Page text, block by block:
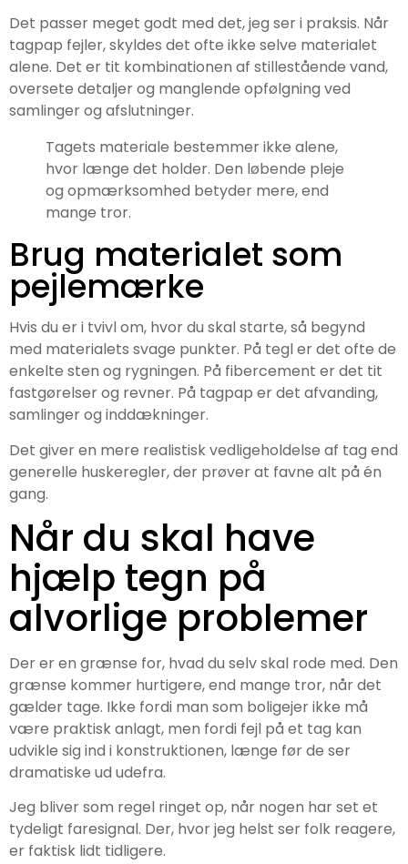
Det passer meget godt med det, jeg ser i praksis. Når
tagpap fejler, skyldes det ofte ikke selve materialet
alene. Det er tit kombinationen af stillestående vand,
oversete detaljer og manglende opfølgning ved
samlinger og afslutninger.
Tagets materiale bestemmer ikke alene,
hvor længe det holder. Den løbende pleje
og opmærksomhed betyder mere, end
mange tror.
Brug materialet som
pejlemærke
Hvis du er i tvivl om, hvor du skal starte, så begynd
med materialets svage punkter. På tegl er det ofte de
enkelte sten og rygningen. På fibercement er det tit
fastgørelser og revner. På tagpap er det afvanding,
samlinger og inddækninger.
Det giver en mere realistisk vedligeholdelse af tag end
generelle huskeregler, der prøver at favne alt på én
gang.
Når du skal have
hjælp tegn på
alvorlige problemer
Der er en grænse for, hvad du selv skal rode med. Den
grænse kommer hurtigere, end mange tror, når det
gælder tage. Ikke fordi man som boligejer ikke må
være praktisk anlagt, men fordi fejl på et tag kan
udvikle sig ind i konstruktionen, længe før de ser
dramatiske ud udefra.
Jeg bliver som regel ringet op, når nogen har set et
tydeligt faresignal. Der, hvor jeg helst ser folk reagere,
er faktisk lidt tidligere.